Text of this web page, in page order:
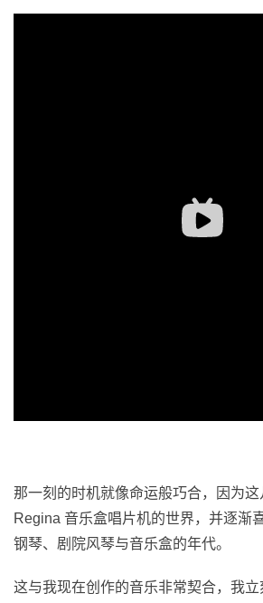
那一刻的时机就像命运般巧合，因为
Regina 音乐盒唱片机的世界，并逐渐
钢琴、剧院风琴与音乐盒的年代。
这与我现在创作的音乐非常契合，我